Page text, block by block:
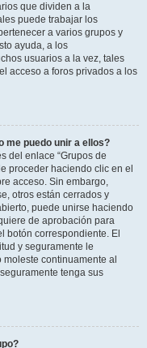
que dividen a la
puede trabajar los
a varios grupos y
ayuda, a los
usuarios a la vez, tales
acceso a foros privados a los
me puedo unir a ellos?
del enlace “Grupos de
proceder haciendo clic en el
acceso. Sin embargo,
otros están cerrados y
puede unirse haciendo
de aprobación para
botón correspondiente. El
y seguramente le
continuamente al
tenga sus